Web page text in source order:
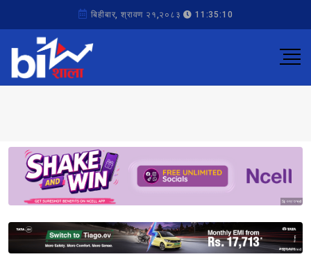
बिहीबार, श्रावण २१,२०८३ 11:35:10
Sponsored
Sponsored